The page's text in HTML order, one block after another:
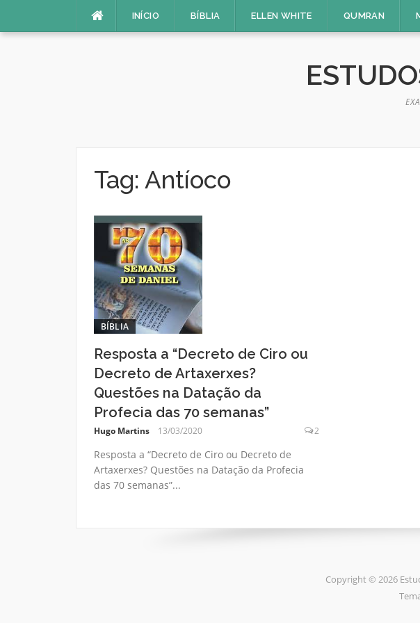
INÍCIO BÍBLIA ELLEN WHITE QUMRAN
Tag: Antíoco
BÍBLIA
Resposta a “Decreto de Ciro ou
Decreto de Artaxerxes?
Questões na Datação da
Profecia das 70 semanas”
Hugo Martins 13/03/2020 2
Resposta a “Decreto de Ciro ou Decreto de
Artaxerxes? Questões na Datação da Profecia
das 70 semanas”...
Copyright © 2026